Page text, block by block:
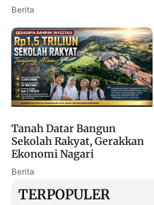
Berita
Tanah Datar Bangun
Sekolah Rakyat, Gerakkan
Ekonomi Nagari
Berita
TERPOPULER